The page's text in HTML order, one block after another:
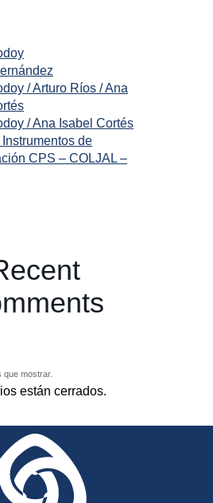
/ Arturo Ríos / Ana
/ Ana Isabel Cortés
de
CPS – COLJAL –
que mostrar.
están cerrados.